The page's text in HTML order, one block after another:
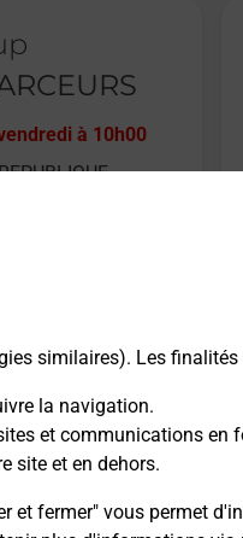
similaires). Les
la navigation.
et communications en
site et en dehors.
fermer" vous permet
à 10h00